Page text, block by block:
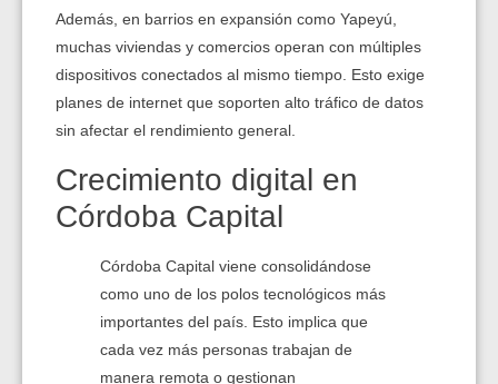
Además, en barrios en expansión como Yapeyú,
muchas viviendas y comercios operan con múltiples
dispositivos conectados al mismo tiempo. Esto exige
planes de internet que soporten alto tráfico de datos
sin afectar el rendimiento general.
Crecimiento digital en
Córdoba Capital
Córdoba Capital viene consolidándose
como uno de los polos tecnológicos más
importantes del país. Esto implica que
cada vez más personas trabajan de
manera remota o gestionan